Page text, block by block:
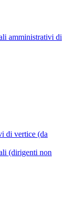
amministrativi di
di vertice (da
(dirigenti non